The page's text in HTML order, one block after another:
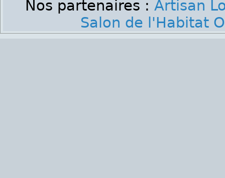
Nos partenaires : Artisan
Salon de l'Habitat